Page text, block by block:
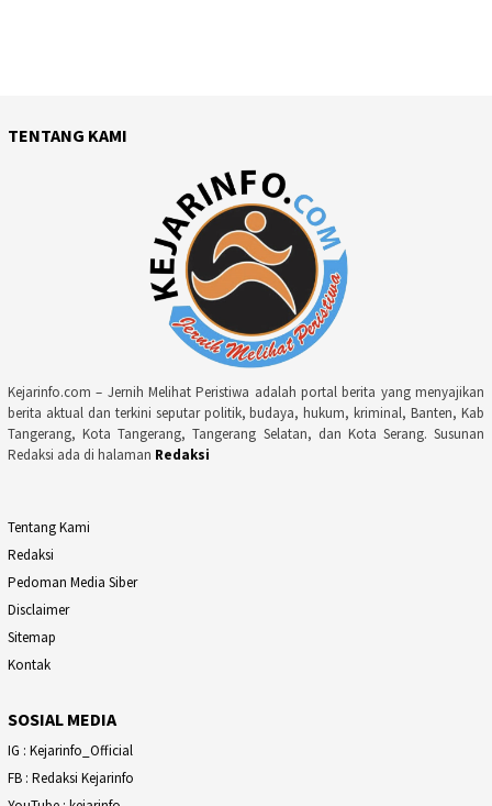
TENTANG KAMI
Kejarinfo.com – Jernih Melihat Peristiwa adalah portal berita yang menyajikan
berita aktual dan terkini seputar politik, budaya, hukum, kriminal, Banten, Kab
Tangerang, Kota Tangerang, Tangerang Selatan, dan Kota Serang. Susunan
Redaksi ada di halaman Redaksi
Tentang Kami
Redaksi
Pedoman Media Siber
Disclaimer
Sitemap
Kontak
SOSIAL MEDIA
IG : Kejarinfo_Official
FB : Redaksi Kejarinfo